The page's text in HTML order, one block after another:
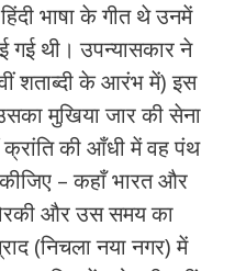
भाषा के गीत थे उनमें
गई थी। उपन्‍यासकार ने
शताब्‍दी के आरंभ में) इस
मुखिया जार की सेना
की आँधी में वह पंथ
– कहाँ भारत और
और उस समय का
(निचला नया नगर) में